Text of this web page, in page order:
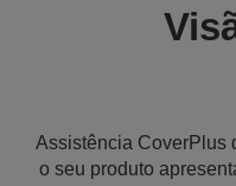
Assistência CoverPlus
o seu produto